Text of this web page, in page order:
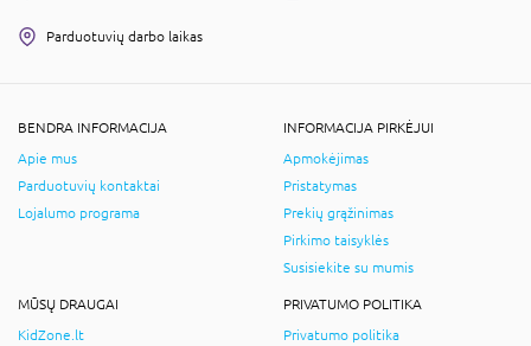
Parduotuvių darbo laikas
BENDRA INFORMACIJA
Apie mus
Parduotuvių kontaktai
Lojalumo programa
INFORMACIJA PIRKĖJUI
Apmokėjimas
Pristatymas
Prekių grąžinimas
Pirkimo taisyklės
Susisiekite su mumis
MŪSŲ DRAUGAI
KidZone.lt
PRIVATUMO POLITIKA
Privatumo politika